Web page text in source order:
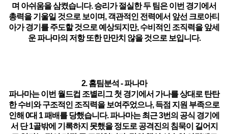
며 아쉬움을 삼켰습니다. 승리가 절실한 두 팀은 이번 경기에서
총력을 기울일 것으로 보이며, 객관적인 전력에서 앞선 크로아티
아가 경기를 주도할 것으로 예상되지만, 수비적인 조직력을 앞세
운 파나마의 저항 또한 만만치 않을 것으로 보입니다.
2. 홈팀분석 - 파나마
파나마는 이번 월드컵 조별리그 첫 경기에서 가나를 상대로 탄탄
한 수비와 구조적인 조직력을 보여주었으나, 득점 지원 부족으로
인해 0대 1 패배를 당했습니다. 파나마는 최근 3번의 공식 경기에
서 단 1골밖에 기록하지 못했을 정도로 공격진의 침묵이 길어지